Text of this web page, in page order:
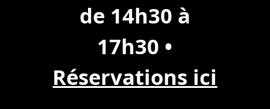
de 14h30 à
17h30 •
Réservations ici